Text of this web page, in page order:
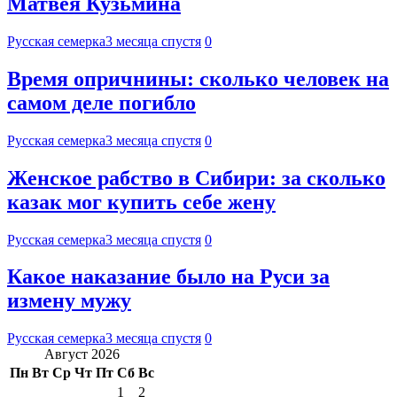
Русская семерка3 месяца спустя 0
Время опричнины: сколько человек на
самом деле погибло
Русская семерка3 месяца спустя 0
Женское рабство в Сибири: за сколько
казак мог купить себе жену
Русская семерка3 месяца спустя 0
Какое наказание было на Руси за
измену мужу
Русская семерка3 месяца спустя 0
Август 2026
Пн Вт Ср Чт Пт Сб Вс
1
2